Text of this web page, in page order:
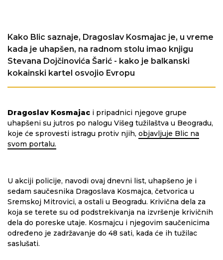
Kako Blic saznaje, Dragoslav Kosmajac je, u vreme
kada je uhapšen, na radnom stolu imao knjigu
Stevana Dojčinovića Šarić - kako je balkanski
kokainski kartel osvojio Evropu
Dragoslav Kosmajac i pripadnici njegove grupe
uhapšeni su jutros po nalogu Višeg tužilaštva u Beogradu,
koje će sprovesti istragu protiv njih, objavljuje Blic na
svom portalu.
U akciji policije, navodi ovaj dnevni list, uhapšeno je i
sedam saučesnika Dragoslava Kosmajca, četvorica u
Sremskoj Mitrovici, a ostali u Beogradu. Krivična dela za
koja se terete su od podstrekivanja na izvršenje krivičnih
dela do poreske utaje. Kosmajcu i njegovim saučenicima
određeno je zadržavanje do 48 sati, kada će ih tužilac
saslušati.